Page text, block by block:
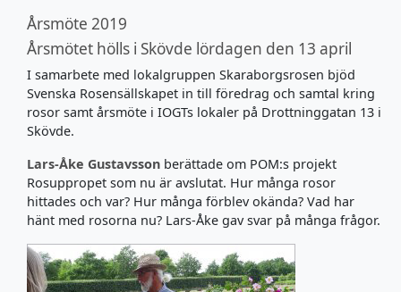
Årsmöte 2019
Årsmötet hölls i Skövde lördagen den 13 april
I samarbete med lokalgruppen Skaraborgsrosen bjöd
Svenska Rosensällskapet in till föredrag och samtal kring
rosor samt årsmöte i IOGTs lokaler på Drottninggatan 13 i
Skövde.
Lars-Åke Gustavsson berättade om POM:s projekt
Rosuppropet som nu är avslutat. Hur många rosor
hittades och var? Hur många förblev okända? Vad har
hänt med rosorna nu? Lars-Åke gav svar på många frågor.